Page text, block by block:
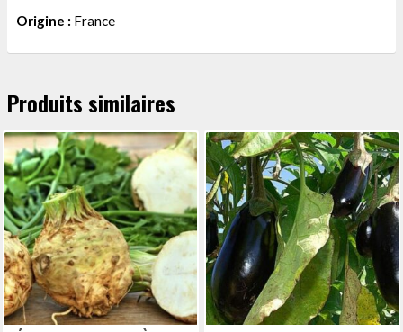
Origine : France
Produits similaires